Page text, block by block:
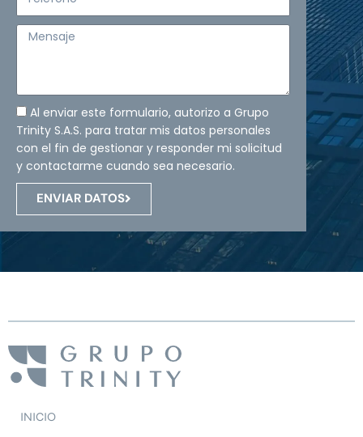
Mensaje
Al enviar este formulario, autorizo a Grupo
Trinity S.A.S. para tratar mis datos personales
con el fin de gestionar y responder mi solicitud
y contactarme cuando sea necesario.
ENVIAR DATOS
INICIO